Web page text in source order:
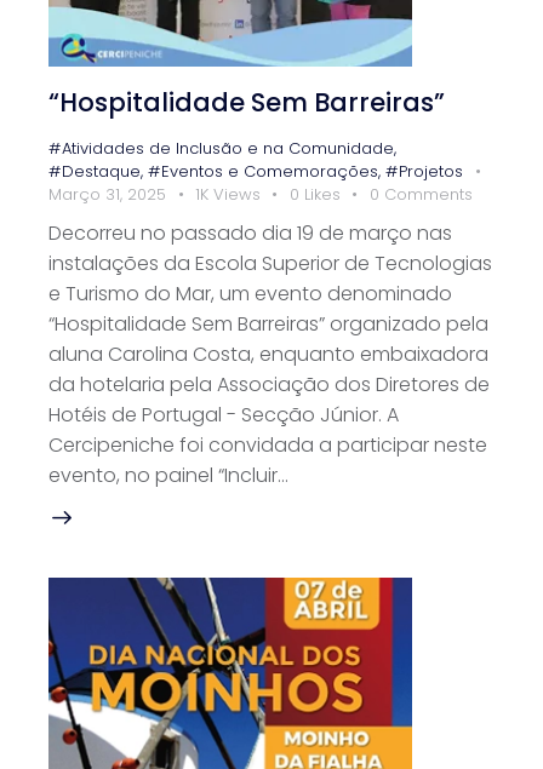
“Hospitalidade Sem Barreiras”
#Atividades de Inclusão e na Comunidade,
#Destaque, #Eventos e Comemorações, #Projetos
Março 31, 2025
1K Views 0 Likes 0 Comments
Decorreu no passado dia 19 de março nas
instalações da Escola Superior de Tecnologias
e Turismo do Mar, um evento denominado
“Hospitalidade Sem Barreiras” organizado pela
aluna Carolina Costa, enquanto embaixadora
da hotelaria pela Associação dos Diretores de
Hotéis de Portugal - Secção Júnior. A
Cercipeniche foi convidada a participar neste
evento, no painel “Incluir…